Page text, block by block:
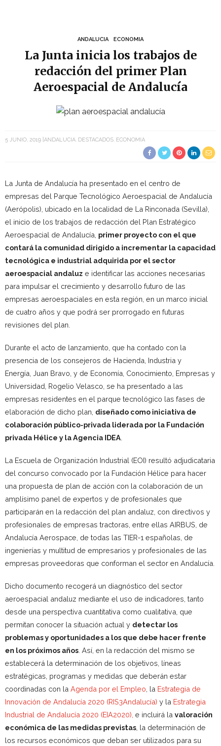
ANDALUCIA ECONOMIA
La Junta inicia los trabajos de
redacción del primer Plan
Aeroespacial de Andalucía
5 JUNIO, 2019 ANDALUCIA DESTACADOS ECONOMIA
La Junta de Andalucía ha presentado en el centro de
empresas del Parque Tecnológico Aeroespacial de Andalucía
(Aerópolis), ubicado en la localidad de La Rinconada (Sevilla),
el inicio de los trabajos de redacción del Plan Estratégico
Aeroespacial de Andalucía, primer proyecto con el que
contará la comunidad dirigido a incrementar la capacidad
tecnológica e industrial adquirida por el sector
aeroespacial andaluz e identificar las acciones necesarias
para impulsar el crecimiento y desarrollo futuro de las
empresas aeroespaciales en esta región, en un marco inicial
de cuatro años y que podrá ser prorrogado en futuras
revisiones del plan.
Durante el acto de lanzamiento, que ha contado con la
presencia de los consejeros de Hacienda, Industria y
Energía, Juan Bravo, y de Economía, Conocimiento, Empresas y
Universidad, Rogelio Velasco, se ha presentado a las
empresas residentes en el parque tecnológico las fases de
elaboración de dicho plan, diseñado como iniciativa de
colaboración público-privada liderada por la Fundación
privada Hélice y la Agencia IDEA
La Escuela de Organización Industrial (EOI) resultó adjudicataria
del concurso convocado por la Fundación Hélice para hacer
una propuesta de plan de acción con la colaboración de un
amplísimo panel de expertos y de profesionales que
participarán en la redacción del plan andaluz, con directivos y
profesionales de empresas tractoras, entre ellas AIRBUS, de
Andalucía Aerospace, de todas las TIER-1 españolas, de
ingenierías y multitud de empresarios y profesionales de las
empresas proveedoras que conforman el sector en Andalucía.
Dicho documento recogerá un diagnóstico del sector
aeroespacial andaluz mediante el uso de indicadores, tanto
desde una perspectiva cuantitativa como cualitativa, que
permitan conocer la situación actual y detectar los
problemas y oportunidades a los que debe hacer frente
en los próximos años . Así, en la redacción del mismo se
establecerá la determinación de los objetivos, líneas
estratégicas, programas y medidas que deberán estar
coordinadas con la Agenda por el Empleo , la Estrategia de
Innovación de Andalucía 2020 (RIS3Andalucía) y la Estrategia
Industrial de Andalucía 2020 (EIA2020), e incluirá la valoración
económica de las medidas previstas , la determinación de
los recursos económicos que deban ser utilizados para su